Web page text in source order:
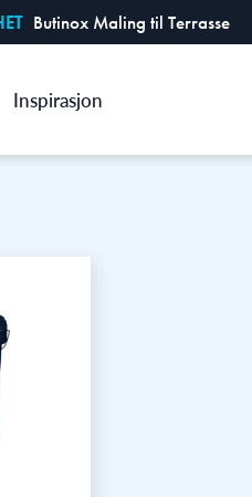
Butinox Maling til Terrasse
Inspirasjon